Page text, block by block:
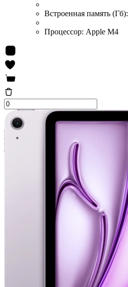
Встроенная память (Гб):
Процессор: Apple M4